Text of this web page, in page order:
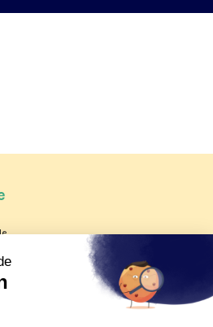
reportages d'été 2026 de KTO